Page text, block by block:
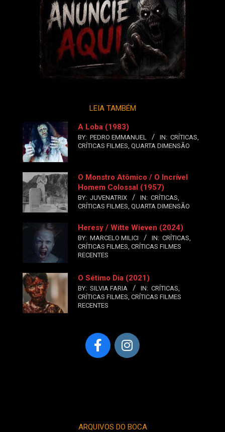
LEIA TAMBÉM
A Loba (1983)
BY: PEDRO EMMANUEL IN: CRÍTICAS,
CRÍTICAS FILMES, QUARTA DIMENSÃO
O Monstro Atômico / O Incrível
Homem Colossal (1957)
BY: JUVENATRIX IN: CRÍTICAS,
CRÍTICAS FILMES, QUARTA DIMENSÃO
Heresy / Witte Wieven (2024)
BY: MARCELO MILICI IN: CRÍTICAS,
CRÍTICAS FILMES, CRÍTICAS FILMES
RECENTES
O Sétimo Dia (2021)
BY: SILVIA FARIA IN: CRÍTICAS,
CRÍTICAS FILMES, CRÍTICAS FILMES
RECENTES
ARQUIVOS DO BOCA